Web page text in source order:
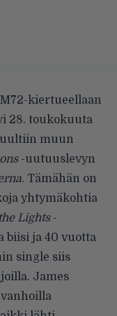
kiertueellaan
28. toukokuuta
muun
-uutuuslevyn
. Tämähän on
yhtymäkohtia
Lights-
biisi ja 40 vuotta
single siis
James